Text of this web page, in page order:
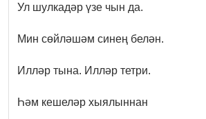
Ул шулкадәр үзе чын да.
Мин сөйләшәм синең белән.
Илләр тына. Илләр тетри.
Һәм кешеләр хыялыннан